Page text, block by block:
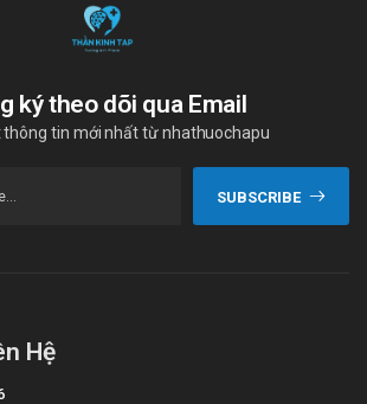
ký theo dõi qua Email
thông tin mới nhất từ nhathuochapu
SUBSCRIBE
Hệ